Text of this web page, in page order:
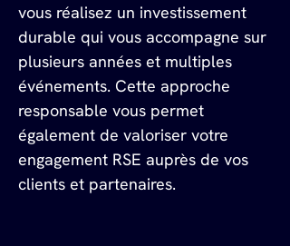
vous réalisez un investissement
durable qui vous accompagne sur
plusieurs années et multiples
événements. Cette approche
responsable vous permet
également de valoriser votre
engagement RSE auprès de vos
clients et partenaires.